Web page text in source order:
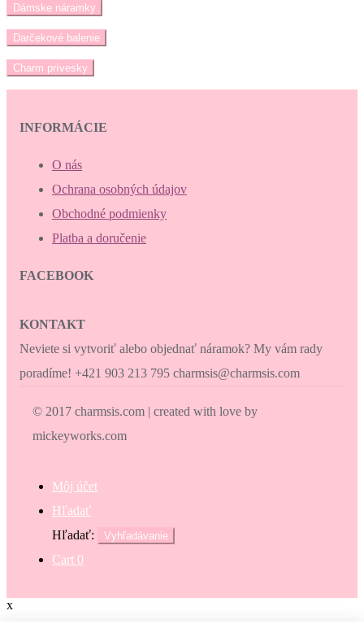
Dámske náramky
Darčekové balenie
Charm prívesky
INFORMÁCIE
O nás
Ochrana osobných údajov
Obchodné podmienky
Platba a doručenie
FACEBOOK
KONTAKT
Neviete si vytvoriť alebo objednať náramok? My vám rady
poradíme! +421 903 213 795 charmsis@charmsis.com
© 2017 charmsis.com | created with love by
mickeyworks.com
Môj účet
Hľadať
Hľadať:
Vyhľadávanie
Cart 0
x